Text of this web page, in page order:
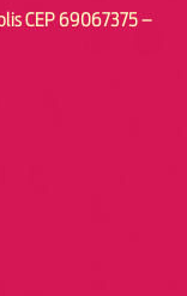
CEP 69067375 –